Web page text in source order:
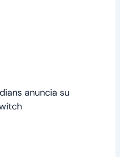
anuncia su